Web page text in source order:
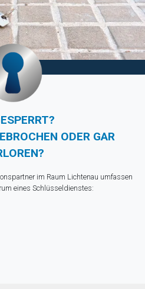
ODER GAR
im Raum Lichtenau umfassen
eines Schlüsseldienstes: